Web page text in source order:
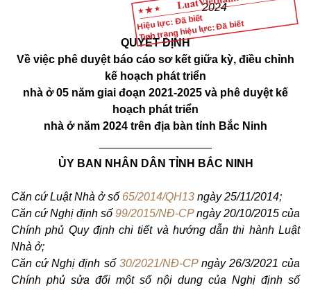
Hiệu lực: Đã biết
Tình trạng hiệu lực: Đã biết
2024
QUYẾT ĐỊNH
Về việc phê duyệt báo cáo sơ kết giữa kỳ, điều chỉnh
kế hoạch phát triển
nhà ở 05 năm giai đoạn 2021-2025 và phê duyệt kế
hoạch phát triển
nhà ở năm 2024 trên địa bàn tỉnh Bắc Ninh
ỦY BAN NHÂN DÂN TỈNH BẮC NINH
Căn cứ Luật Nhà ở số 65/2014/QH13 ngày 25/11/2014;
Căn cứ Nghị định số 99/2015/NĐ-CPngày 20/10/2015 của
Chính phủ Quy định chi tiết và hướng dẫn thi hành Luật
Nhà ở;
Căn cứ Nghị định số 30/2021/NĐ-CPngày 26/3/2021 của
Chính phủ sửa đổi một số nội dung của Nghị định số